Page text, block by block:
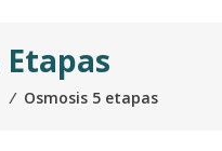
Etapas
⁄ Osmosis 5 etapas